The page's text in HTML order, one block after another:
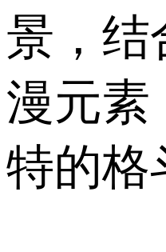
景，结
漫元素
特的格